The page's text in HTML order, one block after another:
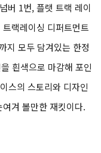
버 1번, 플랫 트랙 레이
랙레이싱 디퍼트먼트
지 모두 담겨있는 한정
흰색으로 마감해 포인
스의 스토리와 디자인
겨 볼만한 재킷이다.